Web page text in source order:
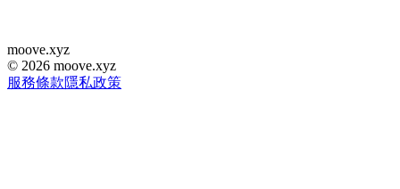
moove.xyz
© 2026 moove.xyz
服務條款隱私政策